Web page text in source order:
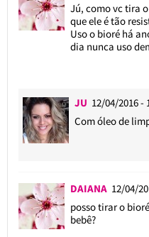
Jú, como vc tira
que ele é tão
Uso o bioré há
dia nunca uso
JU 12/04/2016 -
Com óleo de
DAIANA 12/04/
posso tirar o
bebê?